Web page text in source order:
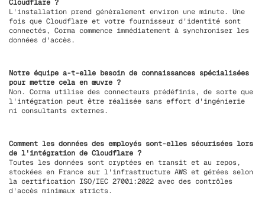
Cloudflare ?
L'installation prend généralement environ une minute. Une
fois que Cloudflare et votre fournisseur d'identité sont
connectés, Corma commence immédiatement à synchroniser les
données d'accès.
Notre équipe a-t-elle besoin de connaissances spécialisées
pour mettre cela en œuvre ?
Non. Corma utilise des connecteurs prédéfinis, de sorte que
l'intégration peut être réalisée sans effort d'ingénierie
ni consultants externes.
Comment les données des employés sont-elles sécurisées lors
de l'intégration de Cloudflare ?
Toutes les données sont cryptées en transit et au repos,
stockées en France sur l'infrastructure AWS et gérées selon
la certification ISO/IEC 27001:2022 avec des contrôles
d'accès minimaux stricts.